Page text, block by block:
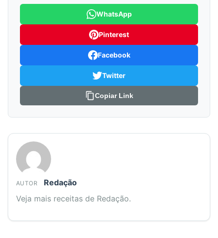
WhatsApp
Pinterest
Facebook
Twitter
Copiar Link
AUTOR
Redação
Veja mais receitas de Redação.